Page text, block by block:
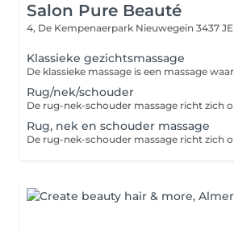
Salon Pure Beauté
4, De Kempenaerpark Nieuwegein 3437 JE
Klassieke gezichtsmassage
Rug/nek/schouder
Rug, nek en schouder massage